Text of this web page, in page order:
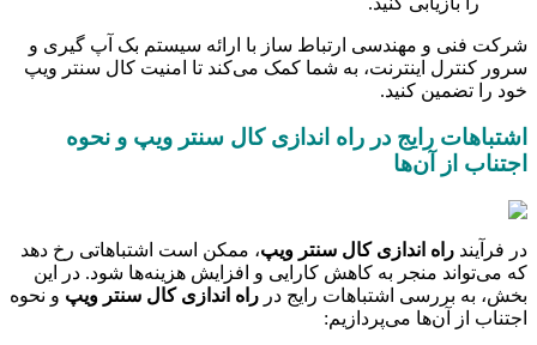
شرکت فنی و مهندسی ارتباط ساز با ارائه سیستم بک آپ گیری و
سرور کنترل اینترنت، به شما کمک می‌کند تا امنیت کال سنتر ویپ
خود را تضمین کنید.
اشتباهات رایج در راه اندازی کال سنتر ویپ و نحوه
اجتناب از آن‌ها
در فرآیند راه اندازی کال سنتر ویپ، ممکن است اشتباهاتی رخ دهد
که می‌تواند منجر به کاهش کارایی و افزایش هزینه‌ها شود. در این
بخش، به بررسی اشتباهات رایج در راه اندازی کال سنتر ویپ و نحوه
اجتناب از آن‌ها می‌پردازیم: